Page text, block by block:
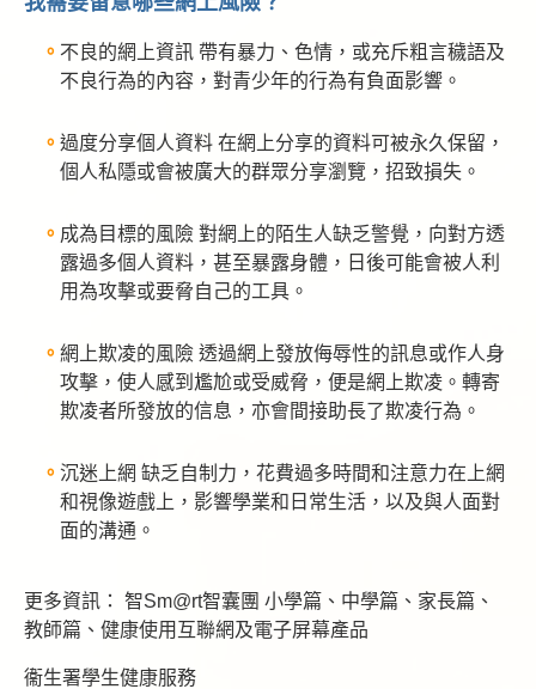
不良的網上資訊 帶有暴力、色情，或充斥粗言穢語及
不良行為的內容，對青少年的行為有負面影響。
過度分享個人資料 在網上分享的資料可被永久保留，
個人私隱或會被廣大的群眾分享瀏覽，招致損失。
成為目標的風險 對網上的陌生人缺乏警覺，向對方透
露過多個人資料，甚至暴露身體，日後可能會被人利
用為攻擊或要脅自己的工具。
網上欺凌的風險 透過網上發放侮辱性的訊息或作人身
攻擊，使人感到尷尬或受威脅，便是網上欺凌。轉寄
欺凌者所發放的信息，亦會間接助長了欺凌行為。
沉迷上網 缺乏自制力，花費過多時間和注意力在上網
和視像遊戲上，影響學業和日常生活，以及與人面對
面的溝通。
更多資訊： 智Sm@rt智囊團 小學篇、中學篇、家長篇、
教師篇、健康使用互聯網及電子屏幕產品
衞生署學生健康服務